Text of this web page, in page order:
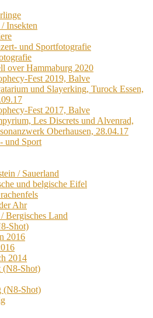
Insekten
und Sportfotografie
over Hammaburg 2020
Fest 2019, Balve
und Slayerking, Turock Essen,
Fest 2017, Balve
Les Discrets und Alvenrad,
Oberhausen, 28.04.17
und Sport
/ Sauerland
und belgische Eifel
Ahr
Bergisches Land
Shot)
2016
2014
(N8-Shot)
(N8-Shot)